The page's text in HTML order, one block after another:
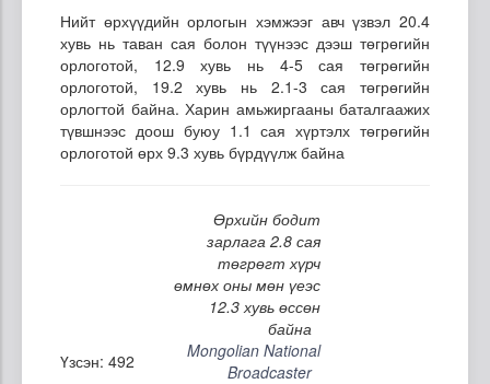
Нийт өрхүүдийн орлогын хэмжээг авч үзвэл 20.4
хувь нь таван сая болон түүнээс дээш төгрөгийн
орлоготой, 12.9 хувь нь 4-5 сая төгрөгийн
орлоготой, 19.2 хувь нь 2.1-3 сая төгрөгийн
орлогтой байна. Харин амьжиргааны баталгаажих
түвшнээс доош буюу 1.1 сая хүртэлх төгрөгийн
орлоготой өрх 9.3 хувь бүрдүүлж байна
Өрхийн бодит
зарлага 2.8 сая
төгрөгт хүрч
өмнөх оны мөн үеэс
12.3 хувь өссөн
байна
Үзсэн: 492
Mongolian National
Broadcaster